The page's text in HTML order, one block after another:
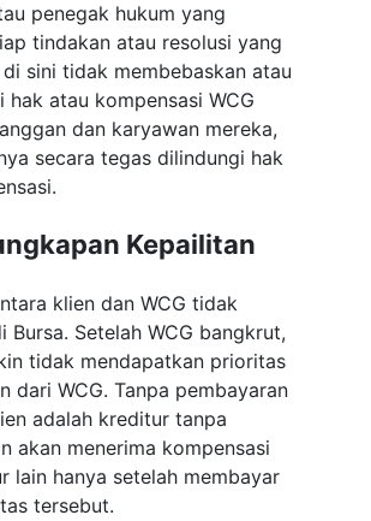
penegak hukum yang
tindakan atau resolusi yang
sini tidak membebaskan atau
hak atau kompensasi WCG
dan karyawan mereka,
secara tegas dilindungi hak
Kepailitan
klien dan WCG tidak
Bursa. Setelah WCG bangkrut,
tidak mendapatkan prioritas
dari WCG. Tanpa pembayaran
adalah kreditur tanpa
akan menerima kompensasi
lain hanya setelah membayar
tersebut.